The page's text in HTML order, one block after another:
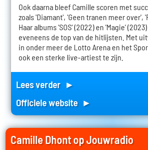
Ook daarna bleef Camille scoren met
zoals 'Diamant', 'Geen tranen meer over',
Haar albums 'SOS' (2022) en 'Magie'
eveneens de top van de hitlijsten. Met
in onder meer de Lotto Arena en het
ook een sterke live-artiest te zijn.
Lees verder ►
Officiele website ►
Camille Dhont op Jouwradio